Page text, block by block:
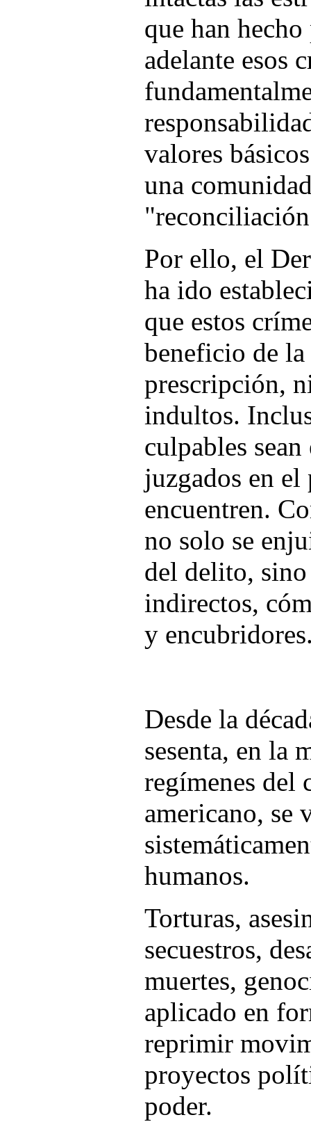
que han
adelante esos
valores
una
Por ello, el
ha ido
que estos
beneficio de
prescripción,
indultos.
culpables
juzgados en el
encuentren.
no solo se
del delito,
indirectos,
y
Desde la
sesenta, en la
regímenes del
americano, se
humanos.
Torturas,
secuestros,
muertes,
aplicado en
reprimir
proyectos
poder.